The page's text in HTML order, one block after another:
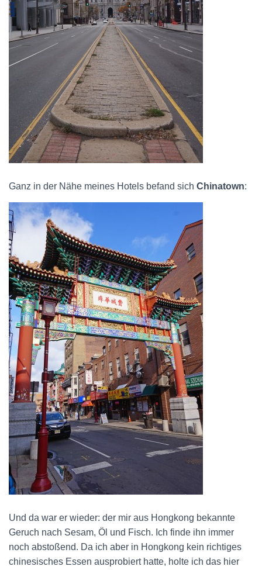
Ganz in der Nähe meines Hotels befand sich Chinatown:
Und da war er wieder: der mir aus Hongkong bekannte
Geruch nach Sesam, Öl und Fisch. Ich finde ihn immer
noch abstoßend. Da ich aber in Hongkong kein richtiges
chinesisches Essen ausprobiert hatte, holte ich das hier